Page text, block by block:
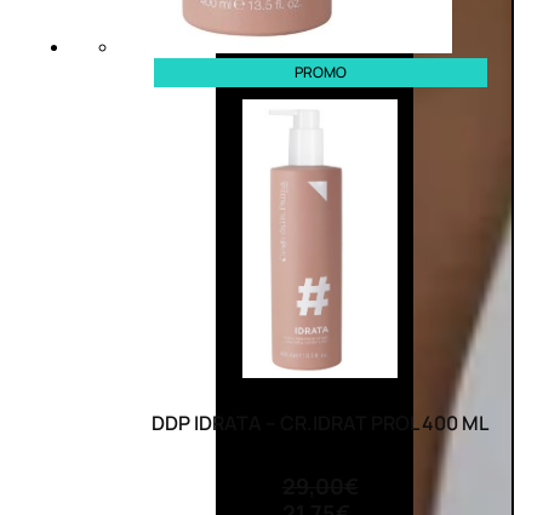
PROMO
DDP IDRATA – CR.IDRAT PROL 400 ML